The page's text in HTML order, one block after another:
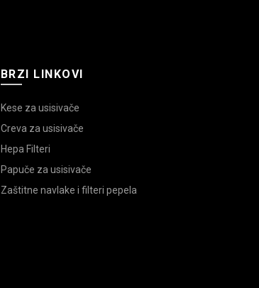
BRZI LINKOVI
Kese za usisivače
Creva za usisivače
Hepa Filteri
Papuče za usisivače
Zaštitne navlake i filteri pepela